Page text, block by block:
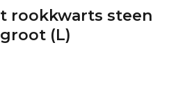
rookkwarts steen
(L)